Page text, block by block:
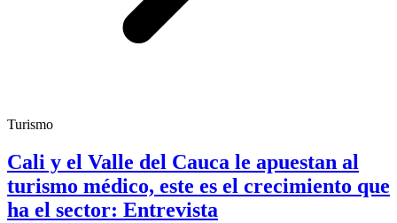
Turismo
Cali y el Valle del Cauca le apuestan al
turismo médico, este es el crecimiento que
ha el sector: Entrevista